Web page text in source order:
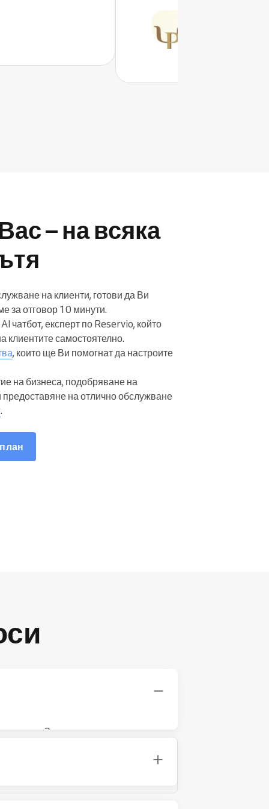
– на всяка
на клиенти, готови да Ви
за отговор 10 минути.
чатбот, експерт по Reservio, който
клиентите самостоятелно.
, които ще Ви помогнат да настроите
на бизнеса, подобряване на
на отлично обслужване
.
пакет. За да видите цените за